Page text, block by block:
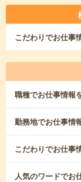
こだわりでお仕事
職種でお仕事情報
勤務地でお仕事情
こだわりでお仕事
人気のワードでお